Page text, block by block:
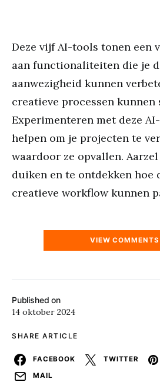
Published on
14 oktober 2024
SHARE ARTICLE
FACEBOOK TWITTER
MAIL
Deze vijf AI-tools tonen een
aan functionaliteiten die je
aanwezigheid kunnen
creatieve processen
Experimenteren met deze
helpen om je projecten te
waardoor ze opvallen.
duiken en te ontdekken hoe
creatieve workflow kunnen
VIEW